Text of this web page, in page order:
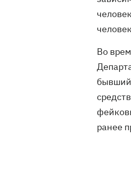
Во
бывший
ранее